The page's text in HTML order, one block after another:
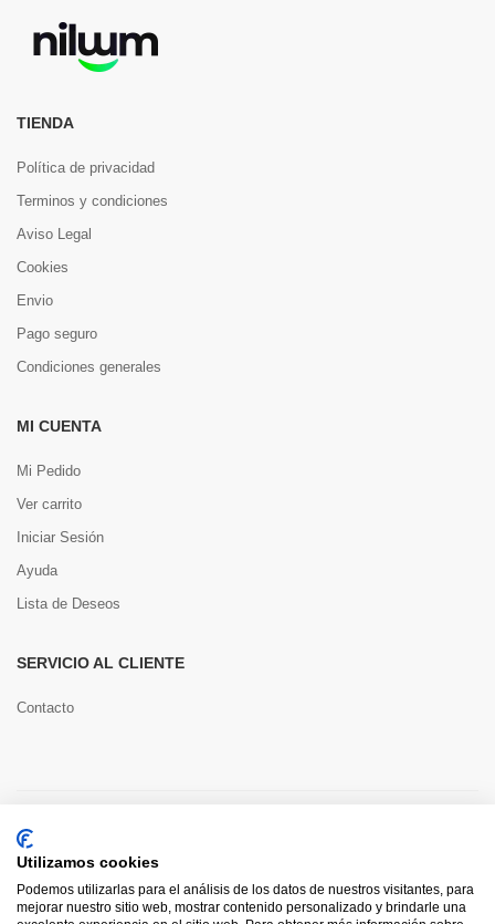
TIENDA
Política de privacidad
Terminos y condiciones
Aviso Legal
Cookies
Envio
Pago seguro
Condiciones generales
MI CUENTA
Mi Pedido
Ver carrito
Iniciar Sesión
Ayuda
Lista de Deseos
SERVICIO AL CLIENTE
Contacto
Utilizamos cookies
Podemos utilizarlas para el análisis de los datos de nuestros visitantes, para
mejorar nuestro sitio web, mostrar contenido personalizado y brindarle una